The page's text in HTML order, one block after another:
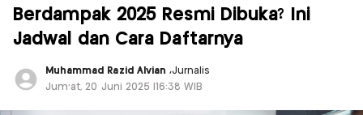
Berdampak 2025 Resmi Dibuka? Ini
Jadwal dan Cara Daftarnya
Muhammad Razid Alvian,Jurnalis
Jum'at, 20 Juni 2025 |16:38 WIB